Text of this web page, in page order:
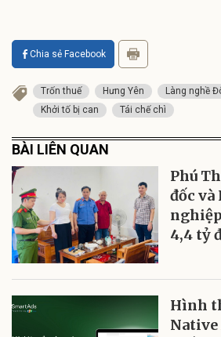
Chia sẻ Facebook
Trốn thuế Hưng Yên
Làng nghề
Khởi tố bị can
Tái chế chì
BÀI LIÊN QUAN
Phú
đốc và
4,4 tỷ
Hình